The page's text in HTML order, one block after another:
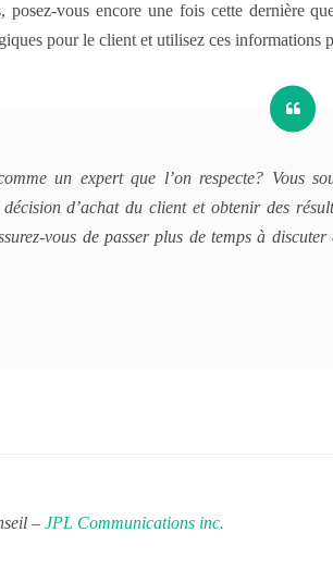
posez-vous encore une fois cette dernière
pour le client et utilisez ces informations
un expert que l’on respecte? Vous
d’achat du client et obtenir des
vous de passer plus de temps à
– JPL Communications inc.